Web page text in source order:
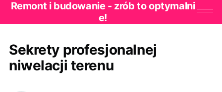
Remont i budowanie - zrób to optymalni
e!
Sekrety profesjonalnej
niwelacji terenu